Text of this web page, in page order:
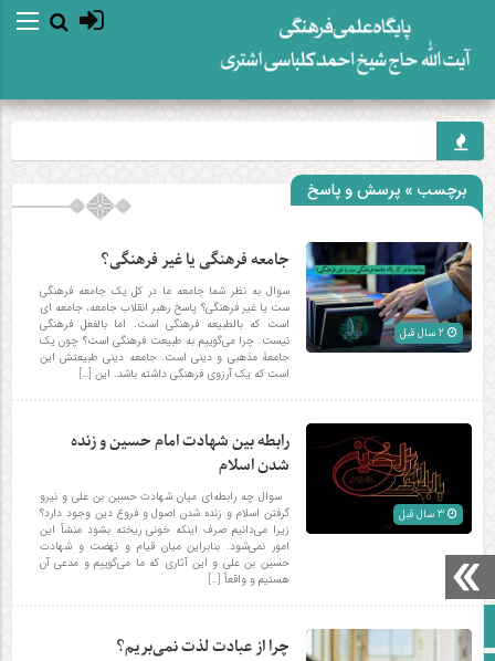
صفحه نخست
برچسب » پرسش و پاسخ
جامعه فرهنگی یا غیر فرهنگی؟
سوال به نظر شما جامعه ما در کل یک جامعه فرهنگی
ست یا غیر فرهنگی؟ پاسخ رهبر انقلاب جامعه، جامعه ای
است که بالطبیعه فرهنگی است. اما بالفعل فرهنگی
نیست. چرا می‌گوییم به طبیعت فرهنگی است؟ چون یک
جامعۀ مذهبی و دینی است. جامعه دینی طبیعتش این
است که یک آرزوی فرهنگی داشته باشد. این […]
رابطه بین شهادت امام حسین و زنده
شدن اسلام
سوال چه رابطه‌ای میان شهادت حسین بن علی و نیرو
گرفتن اسلام و زنده شدن اصول و فروع دین وجود دارد؟
زیرا می‌دانیم صرف اینکه خونی ریخته بشود منشأ این
امور نمی‌شود. بنابراین میان قیام و نهضت و شهادت
حسین بن علی و این آثاری که ما می‌گوییم و مدعی آن
هستیم و واقعاً […]
چرا از عبادت لذت نمی‌بریم؟